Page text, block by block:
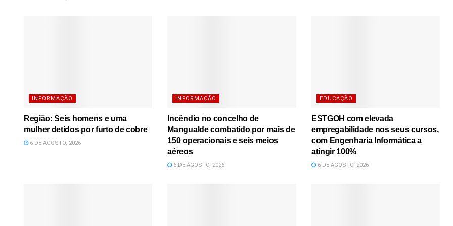
INFORMAÇÃO
Região: Seis homens e uma
mulher detidos por furto de cobre
6 DE AGOSTO, 2026
INFORMAÇÃO
Incêndio no concelho de
Mangualde combatido por mais de
150 operacionais e seis meios
aéreos
6 DE AGOSTO, 2026
EDUCAÇÃO
ESTGOH com elevada
empregabilidade nos seus cursos,
com Engenharia Informática a
atingir 100%
6 DE AGOSTO, 2026